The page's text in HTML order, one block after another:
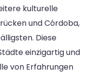
kulturelle
und Córdoba,
Diese
einzigartig und
von Erfahrungen